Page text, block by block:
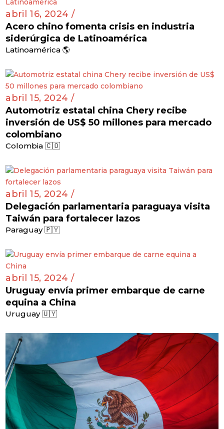
abril 16, 2024 /
Acero chino fomenta crisis en industria
siderúrgica de Latinoamérica
Latinoamérica 🌎
abril 15, 2024 /
Automotriz estatal china Chery recibe
inversión de US$ 50 millones para mercado
colombiano
Colombia 🇨🇴
abril 15, 2024 /
Delegación parlamentaria paraguaya visita
Taiwán para fortalecer lazos
Paraguay 🇵🇾
abril 15, 2024 /
Uruguay envía primer embarque de carne
equina a China
Uruguay 🇺🇾